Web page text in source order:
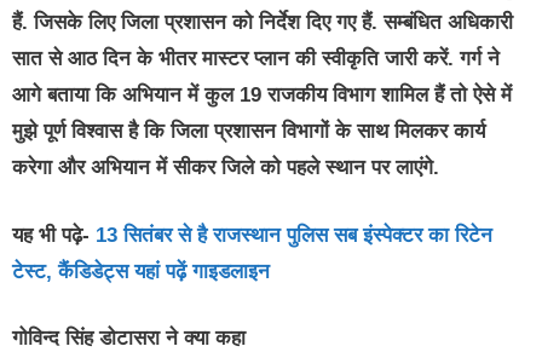
हैं. जिसके लिए जिला प्रशासन को निर्देश दिए गए हैं. सम्बंधित अधिकारी
सात से आठ दिन के भीतर मास्टर प्लान की स्वीकृति जारी करें. गर्ग ने
आगे बताया कि अभियान में कुल 19 राजकीय विभाग शामिल हैं तो ऐसे में
मुझे पूर्ण विश्वास है कि जिला प्रशासन विभागों के साथ मिलकर कार्य
करेगा और अभियान में सीकर जिले को पहले स्थान पर लाएंगे.
यह भी पढ़े- 13 सितंबर से है राजस्थान पुलिस सब इंस्पेक्टर का रिटेन
टेस्ट, कैंडिडेट्स यहां पढ़ें गाइडलाइन
गोविन्द सिंह डोटासरा ने क्या कहा